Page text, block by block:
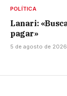
POLÍTICA
Lanari:
pagar»
5 de agosto de 2026